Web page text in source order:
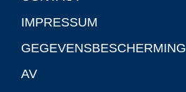
IMPRESSUM
GEGEVENSBESCHERMING
AV